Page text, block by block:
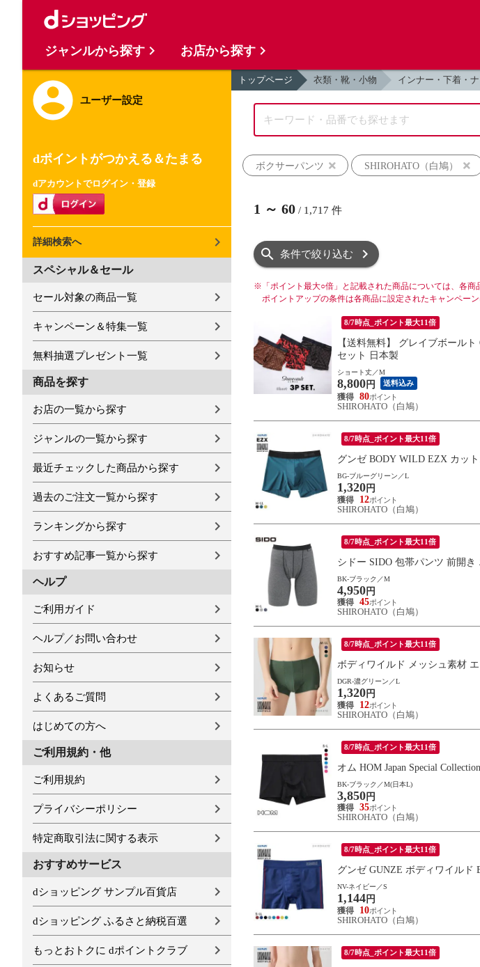
ユーザー設定
dポイントがつかえる＆たまる
dアカウントでログイン・登録
詳細検索へ
スペシャル＆セール
セール対象の商品一覧
キャンペーン＆特集一覧
無料抽選プレゼント一覧
商品を探す
お店の一覧から探す
ジャンルの一覧から探す
最近チェックした商品から探す
過去のご注文一覧から探す
ランキングから探す
おすすめ記事一覧から探す
ヘルプ
ご利用ガイド
ヘルプ／お問い合わせ
お知らせ
よくあるご質問
はじめての方へ
ご利用規約・他
ご利用規約
プライバシーポリシー
特定商取引法に関する表示
おすすめサービス
dショッピング サンプル百貨店
dショッピング ふるさと納税百選
もっとおトクに dポイントクラブ
トップページ 衣類・靴・小物 インナー・下着・
ボクサーパンツ SHIROHATO（白鳩）
1 ～ 60 / 1,717 件
条件で絞り込む
※ 「ポイント最大○倍」と記載された商品については、各
ポイントアップの条件は各商品に設定されたキャンペー
8/7時点_ポイント最大11倍
【送料無料】 グレイブボール
セット 日本製
ショート丈／M
8,800 円 送料込み
80
SHIROHATO（白鳩）
8/7時点_ポイント最大11倍
グンゼ BODY WILD EZX カッ
BG-ブルーグリーン／L
1,320 円
12
SHIROHATO（白鳩）
8/7時点_ポイント最大11倍
シドー SIDO 包帯パンツ 前開
BK-ブラック／M
4,950 円
45
SHIROHATO（白鳩）
8/7時点_ポイント最大11倍
ボディワイルド メッシュ素材
DGR-濃グリーン／L
1,320 円
12
SHIROHATO（白鳩）
8/7時点_ポイント最大11倍
オム HOM Japan Special
BK-ブラック／M(日本L)
3,850 円
35
SHIROHATO（白鳩）
8/7時点_ポイント最大11倍
グンゼ GUNZE ボディワイルド
NV-ネイビー／S
1,144 円
10
SHIROHATO（白鳩）
8/7時点_ポイント最大11倍
ジャンルから探す お店から探す